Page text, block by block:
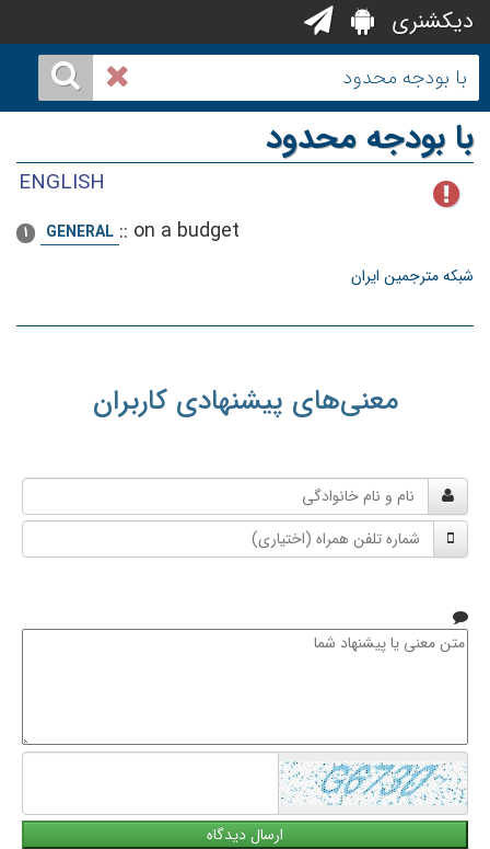
دیکشنری
با بودجه محدود
ENGLISH
1 GENERAL :: on a budget
شبکه مترجمین ایران
معنی‌های پیشنهادی کاربران
و
نام
خانوادگی
شماره
تلفن
متن